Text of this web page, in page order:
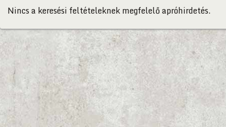
Nincs a keresési feltételeknek megfelelő apróhirdetés.